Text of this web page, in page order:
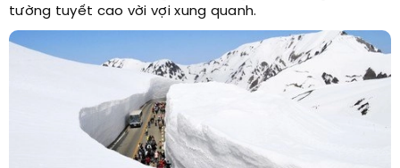
tường tuyết cao vời vợi xung quanh.